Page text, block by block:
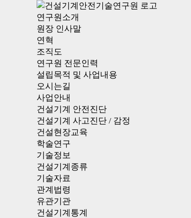
연구원소개
원장 인사말
연혁
조직도
연구원 전문인력
설립목적 및 사업내용
오시는길
사업안내
건설기계 안전진단
건설기계 사고진단 / 감정
건설현장교육
학술연구
기술정보
건설기계종류
기술자료
관계법령
유관기관
건설기계통계